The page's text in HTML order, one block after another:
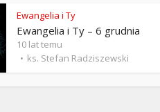
Ewangelia i Ty
Ewangelia i Ty – 6 grudnia
10 lat temu
ks. Stefan Radziszewski